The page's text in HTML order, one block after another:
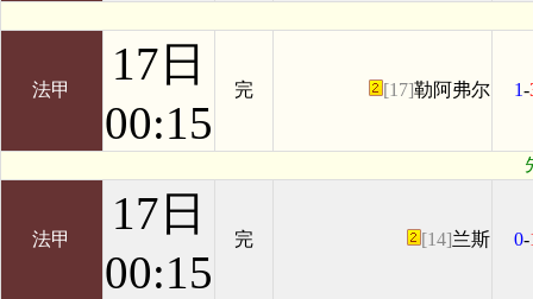
法甲
17日
00:15
完 [17]勒阿弗尔 1-
法甲
17日
00:15
完 [14]兰斯 0-